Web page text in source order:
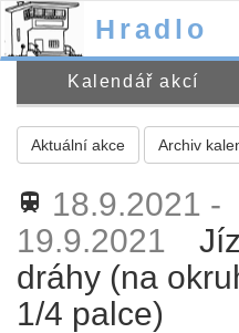
Hradlo
Kalendář akcí
Aktuální akce Archiv
train 18.9.2021 -
19.9.2021
dráhy (na
1/4 palce)